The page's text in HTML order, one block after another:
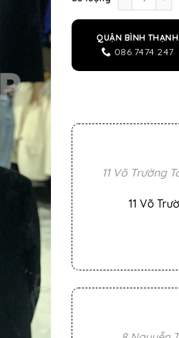
QUẬN BÌNH THẠNH
086.7474.247
11 Võ Trường
11 Võ